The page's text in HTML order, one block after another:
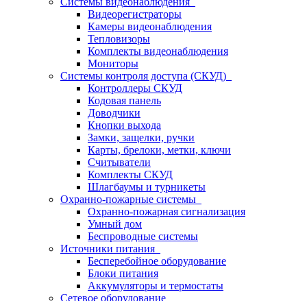
Видеорегистраторы
Камеры видеонаблюдения
Тепловизоры
Комплекты видеонаблюдения
Мониторы
Системы контроля доступа (СКУД)
Контроллеры СКУД
Кодовая панель
Доводчики
Кнопки выхода
Замки, защелки, ручки
Карты, брелоки, метки, ключи
Считыватели
Комплекты СКУД
Шлагбаумы и турникеты
Охранно-пожарные системы
Охранно-пожарная сигнализация
Умный дом
Беспроводные системы
Источники питания
Бесперебойное оборудование
Блоки питания
Аккумуляторы и термостаты
Сетевое оборудование